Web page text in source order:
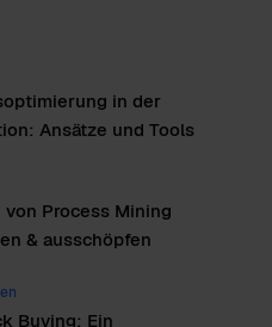
in der
Ansätze und Tools
von Process Mining
& ausschöpfen
Buying: Ein